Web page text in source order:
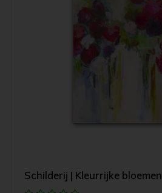
Schilderij | Kleurrijke bloemen